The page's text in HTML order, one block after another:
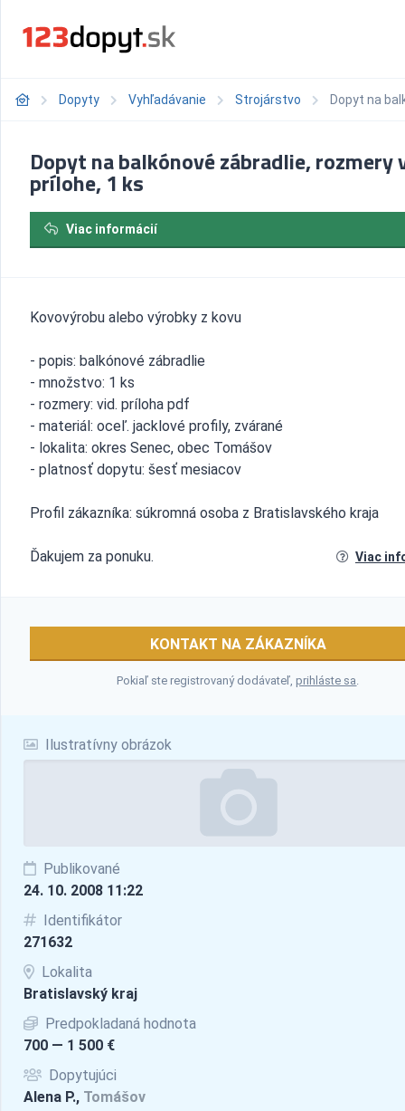
Dopyty Vyhľadávanie Strojárstvo Dopyt na
Ilustratívny obrázok
Publikované
24. 10. 2008 11:22
Identifikátor
271632
Lokalita
Bratislavský kraj
Predpokladaná hodnota
700 — 1 500 €
Dopytujúci
Alena P., Tomášov
Dopyt na balkónové zábradlie, rozmery
prílohe, 1 ks
Viac informácií
Kovovýrobu alebo výrobky z kovu
- popis: balkónové zábradlie
- množstvo: 1 ks
- rozmery: vid. príloha pdf
- materiál: oceľ. jacklové profily, zvárané
- lokalita: okres Senec, obec Tomášov
- platnosť dopytu: šesť mesiacov
Profil zákazníka: súkromná osoba z Bratislavského kraja
Ďakujem za ponuku. Viac
KONTAKT NA ZÁKAZNÍKA
Pokiaľ ste registrovaný dodávateľ,prihláste sa.